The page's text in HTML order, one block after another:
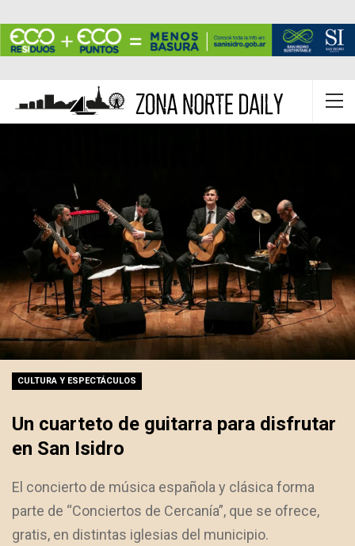
CULTURA Y ESPECTÁCULOS
Un cuarteto de guitarra para disfrutar
en San Isidro
El concierto de música española y clásica forma
parte de “Conciertos de Cercanía”, que se ofrece,
gratis, en distintas iglesias del municipio.